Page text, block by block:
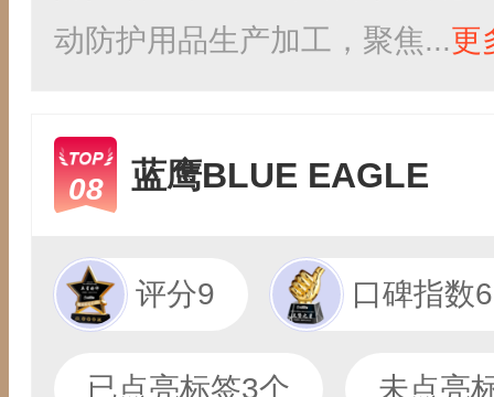
动防护用品生产加工，聚焦...更
08 蓝鹰BLUE EAGLE
评分9 口碑指数
已点亮标签3个 未点亮